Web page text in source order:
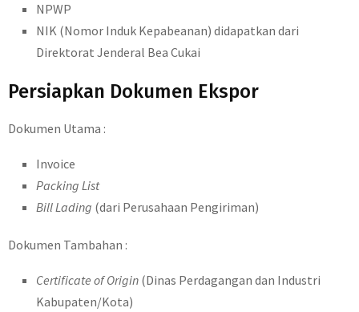
NPWP
NIK (Nomor Induk Kepabeanan) didapatkan dari
Direktorat Jenderal Bea Cukai
Persiapkan Dokumen Ekspor
Dokumen Utama :
Invoice
Packing List
Bill Lading (dari Perusahaan Pengiriman)
Dokumen Tambahan :
Certificate of Origin (Dinas Perdagangan dan Industri
Kabupaten/Kota)